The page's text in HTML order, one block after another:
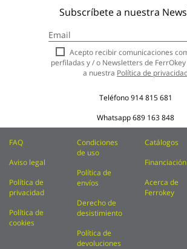
Subscríbete a nuestra
a
nuestro
boletín
de
Acepto recibir comunicaciones
perfiladas y / o Newsletters de
a nuestra Política de
Teléfono914 815 681
Whatsapp689 163 848
FAQ
Aviso legal
Política de
privacidad
Política de
cookies
Condiciones
de uso
Política de
envíos
Derecho de
desistimiento
Política de
devoluciones
Catálogos
Financiación
Acerca de
Ferrokey